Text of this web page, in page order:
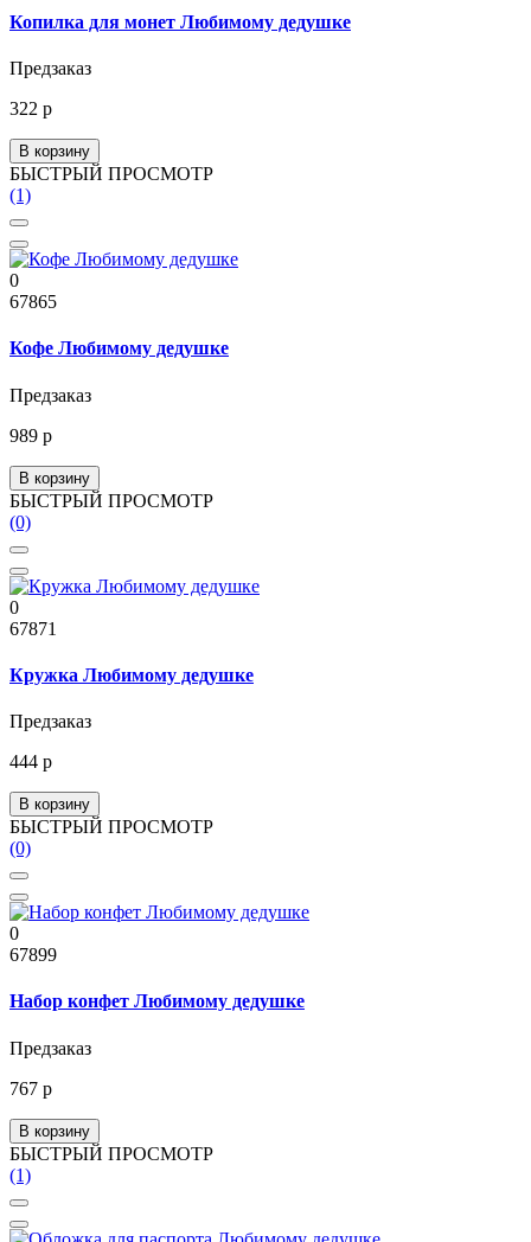
Копилка для монет Любимому дедушке
Предзаказ
322 р
В корзину
БЫСТРЫЙ ПРОСМОТР
(1)
0
67865
Кофе Любимому дедушке
Предзаказ
989 р
В корзину
БЫСТРЫЙ ПРОСМОТР
(0)
0
67871
Кружка Любимому дедушке
Предзаказ
444 р
В корзину
БЫСТРЫЙ ПРОСМОТР
(0)
0
67899
Набор конфет Любимому дедушке
Предзаказ
767 р
В корзину
БЫСТРЫЙ ПРОСМОТР
(1)